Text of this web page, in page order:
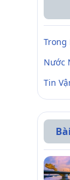
Trong
Nước
Tin